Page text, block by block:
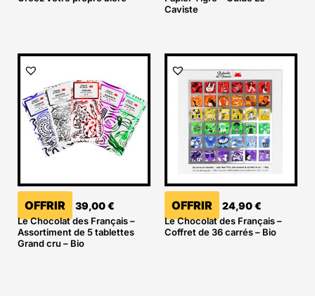
Caviste
OFFRIR 39,00€
Le Chocolat des Français –
Assortiment de 5 tablettes
Grand cru – Bio
OFFRIR 24,90€
Le Chocolat des Français –
Coffret de 36 carrés – Bio